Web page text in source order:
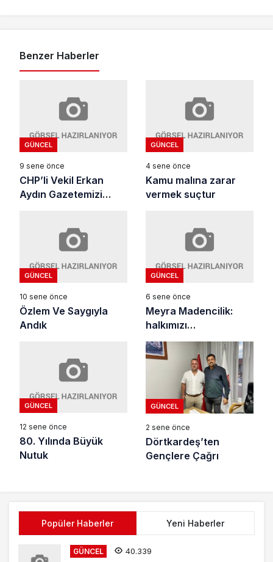
Benzer Haberler
GÜNCEL
9 sene önce
CHP’li Vekil Erkan
Aydın Gazetemizi
GÜNCEL
4 sene önce
Kamu malına zarar
vermek suçtur
GÜNCEL
10 sene önce
Özlem Ve Saygıyla
Andık
GÜNCEL
6 sene önce
Meyra Madencilik:
halkımızı
bilgilendirmeyi
sürdüreceğiz
GÜNCEL
12 sene önce
80. Yılında Büyük
Nutuk
GÜNCEL
2 sene önce
Dörtkardeş’ten
Gençlere Çağrı
Popüler Haberler Yeni Haberler
GÜNCEL 40.339